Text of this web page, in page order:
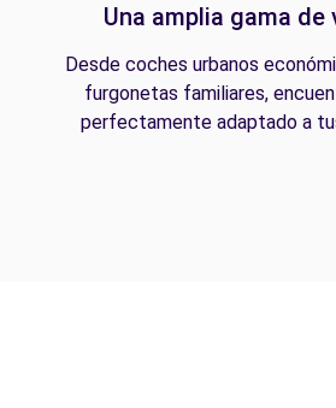
Una amplia gama de
Desde coches urbanos
furgonetas familiares,
perfectamente adaptado a